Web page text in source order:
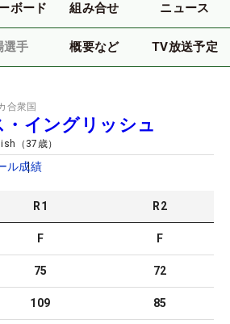
ボード 組み合せ ニュース
選手 概要など TV放送予定
合衆国
・イングリッシュ
（ 37 歳）
ル成績
R1 R2
F F
75 72
109 85